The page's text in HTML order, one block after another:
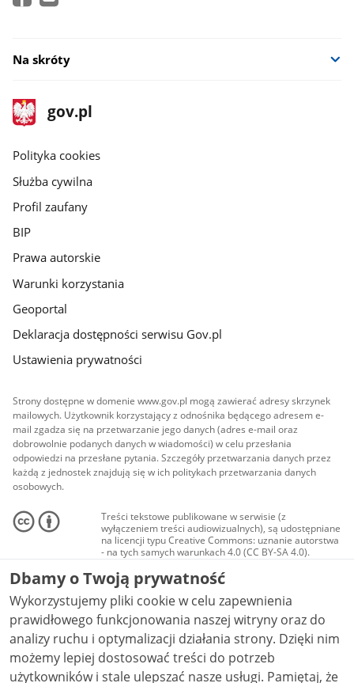
Na skróty
stopka
gov.pl
Strona
gov.pl
gov.pl
Polityka cookies
Służba cywilna
Profil zaufany
BIP
Prawa autorskie
Warunki korzystania
Geoportal
Deklaracja dostępności serwisu Gov.pl
Ustawienia prywatności
Strony dostępne w domenie www.gov.pl mogą zawierać adresy skrzynek
mailowych. Użytkownik korzystający z odnośnika będącego adresem e-
mail zgadza się na przetwarzanie jego danych (adres e-mail oraz
dobrowolnie podanych danych w wiadomości) w celu przesłania
odpowiedzi na przesłane pytania. Szczegóły przetwarzania danych przez
każdą z jednostek znajdują się w ich politykach przetwarzania danych
osobowych.
Treści tekstowe publikowane w serwisie (z
wyłączeniem treści audiowizualnych), są udostępniane
na licencji typu Creative Commons: uznanie autorstwa
- na tych samych warunkach 4.0 (CC BY-SA 4.0).
Materiały audiowizualne, w tym zdjęcia, materiały
audio i wideo, są udostępniane na licencji typu
Creative Commons: uznanie autorstwa użycie
niekomercyjne - bez utworów zależnych 4.0 (CC BY-
NC-ND 4.0), o ile nie jest to stwierdzone inaczej.
Dbamy o Twoją prywatność
Wykorzystujemy pliki cookie w celu zapewnienia
prawidłowego funkcjonowania naszej witryny oraz do
analizy ruchu i optymalizacji działania strony. Dzięki nim
możemy lepiej dostosować treści do potrzeb
użytkowników i stale ulepszać nasze usługi. Pamiętaj, że